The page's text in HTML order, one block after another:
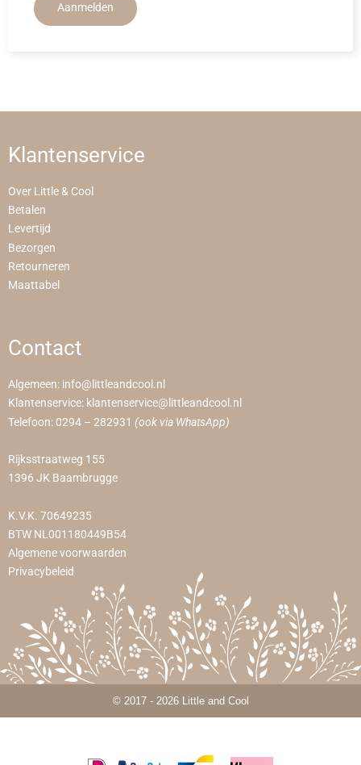
Aanmelden
Klantenservice
Over Little & Cool
Betalen
Levertijd
Bezorgen
Retourneren
Maattabel
Contact
Algemeen: info@littleandcool.nl
Klantenservice: klantenservice@littleandcool.nl
Telefoon: 0294 – 282931 (ook via WhatsApp)
Rijksstraatweg 155
1396 JK Baambrugge
K.V.K. 70649235
BTW NL001180449B54
Algemene voorwaarden
Privacybeleid
© 2017 - 2026 Little and Cool